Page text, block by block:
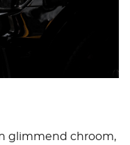
glimmend chroom,